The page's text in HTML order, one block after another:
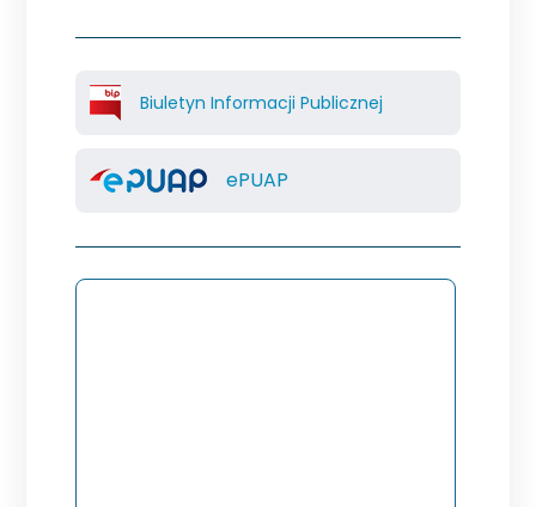
Biuletyn Informacji Publicznej
ePUAP